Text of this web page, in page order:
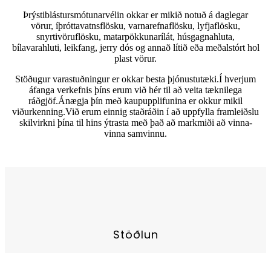
Þrýstiblástursmótunarvélin okkar er mikið notuð á daglegar
vörur, íþróttavatnsflösku, varnarefnaflösku, lyfjaflösku,
snyrtivöruflösku, matarpökkunarílát, húsgagnahluta,
bílavarahluti, leikfang, jerry dós og annað lítið eða meðalstórt hol
plast vörur.
Stöðugur varastuðningur er okkar besta þjónustutæki.Í hverjum
áfanga verkefnis þíns erum við hér til að veita tæknilega
ráðgjöf.Ánægja þín með kaupupplifunina er okkur mikil
viðurkenning.Við erum einnig staðráðin í að uppfylla framleiðslu
skilvirkni þína til hins ýtrasta með það að markmiði að vinna-
vinna samvinnu.
Stöðlun